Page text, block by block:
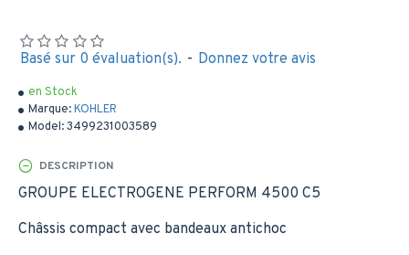
en Stock
Marque:KOHLER
Model:3499231003589
Basé sur 0 évaluation(s). - Donnez votre avis
DESCRIPTION
GROUPE ELECTROGENE PERFORM 4500 C5
Châssis compact avec bandeaux antichoc